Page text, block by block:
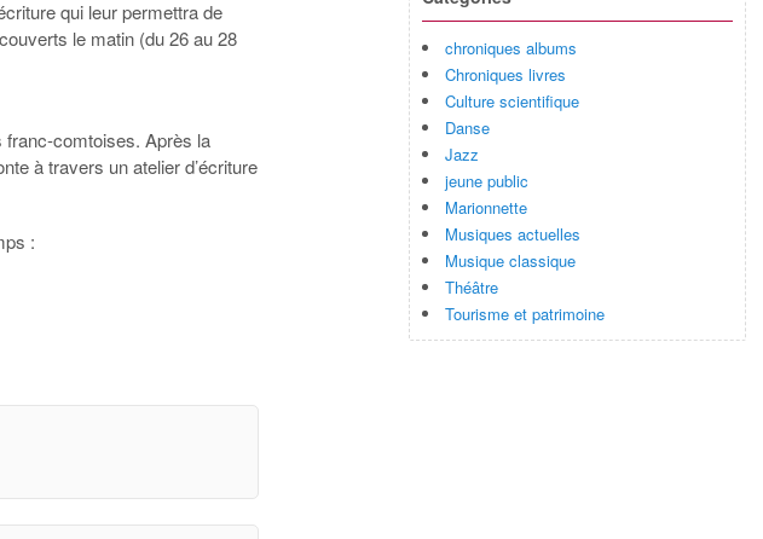
qui leur permettra de
le matin (du 26 au 28
franc-comtoises. Après la
à travers un atelier d’écriture
:
chroniques albums
Chroniques livres
Culture scientifique
Danse
Jazz
jeune public
Marionnette
Musiques actuelles
Musique classique
Théâtre
Tourisme et patrimoine